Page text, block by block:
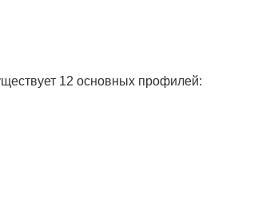
12 основных профилей: